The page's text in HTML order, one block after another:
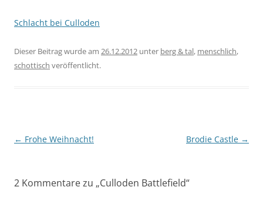
Schlacht bei Culloden
Dieser Beitrag wurde am 26.12.2012 unter berg & tal, menschlich,
schottisch veröffentlicht.
Beitragsnavigation
← Frohe Weihnacht! Brodie Castle →
2 Kommentare zu „Culloden Battlefield“